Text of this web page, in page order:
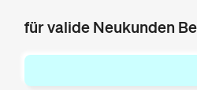
für valide Neukunden